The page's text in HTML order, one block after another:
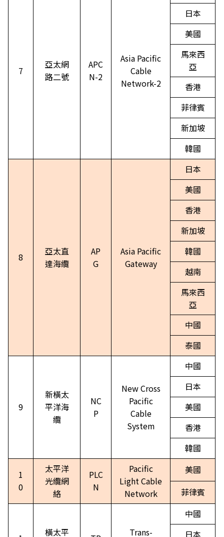
7
亞太網
路二號
APC
N-2
Asia Pacific
Cable
Network-2
日本
美國
馬來西
亞
香港
菲律賓
新加坡
韓國
8
亞太直
達海纜
AP
G
Asia Pacific
Gateway
日本
美國
香港
新加坡
韓國
越南
馬來西
亞
中國
泰國
9
新橫太
平洋海
纜
NC
P
New Cross
Pacific
Cable
System
中國
日本
美國
香港
韓國
1
0
太平洋
光纜網
絡
PLC
N
Pacific
Light Cable
Network
美國
菲律賓
橫太平 Trans-
中國
日本